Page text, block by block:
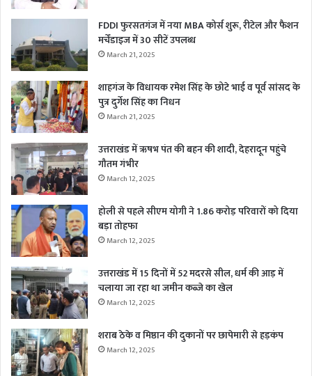
FDDI फुरसतगंज में नया MBA कोर्स शुरू, रीटेल और फैशन
मर्चेंडाइज में 30 सीटें उपलब्ध
March 21, 2025
शाहगंज के विधायक रमेश सिंह के छोटे भाई व पूर्व सांसद के
पुत्र दुर्गेश सिंह का निधन
March 21, 2025
उत्तराखंड में ऋषभ पंत की बहन की शादी, देहरादून पहुंचे
गौतम गंभीर
March 12, 2025
होली से पहले सीएम योगी ने 1.86 करोड़ परिवारों को दिया
बड़ा तोहफा
March 12, 2025
उत्तराखंड में 15 दिनों में 52 मदरसे सील, धर्म की आड़ में
चलाया जा रहा था जमीन कब्जे का खेल
March 12, 2025
शराब ठेके व मिष्ठान की दुकानों पर छापेमारी से हड़कंप
March 12, 2025